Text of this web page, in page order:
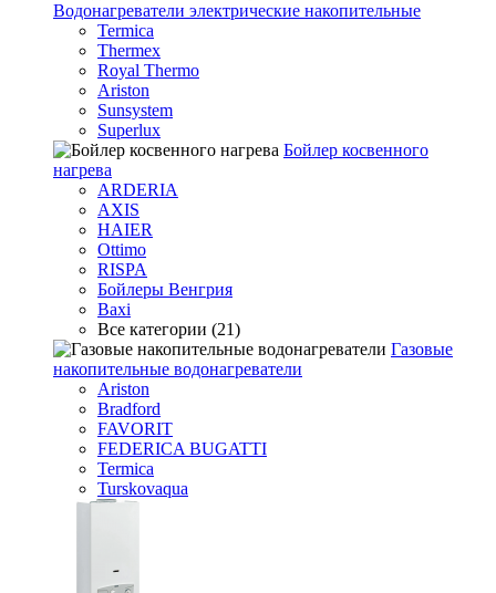
Водонагреватели электрические накопительные
Termica
Thermex
Royal Thermo
Ariston
Sunsystem
Superlux
Бойлер косвенного
нагрева
ARDERIA
AXIS
HAIER
Ottimo
RISPA
Бойлеры Венгрия
Baxi
Все категории (21)
Газовые
накопительные водонагреватели
Ariston
Bradford
FAVORIT
FEDERICA BUGATTI
Termica
Turskovaqua